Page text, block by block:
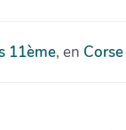
11ème, en Corse